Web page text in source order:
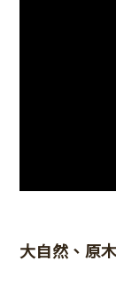
大自然、原